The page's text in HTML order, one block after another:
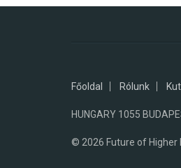
Főoldal Rólunk
HUNGARY 1055
© 2026 Future of Higher